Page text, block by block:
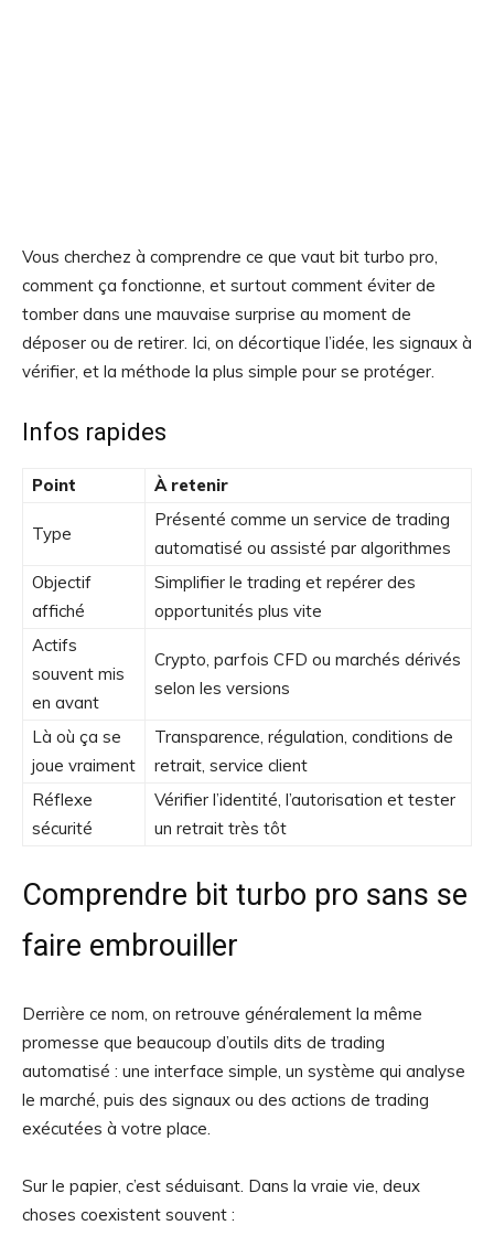
Vous cherchez à comprendre ce que vaut bit turbo pro,
comment ça fonctionne, et surtout comment éviter de
tomber dans une mauvaise surprise au moment de
déposer ou de retirer. Ici, on décortique l’idée, les signaux à
vérifier, et la méthode la plus simple pour se protéger.
Infos rapides
Point À retenir
Type
Présenté comme un service de trading
automatisé ou assisté par algorithmes
Objectif
affiché
Simplifier le trading et repérer des
opportunités plus vite
Actifs
souvent mis
en avant
Crypto, parfois CFD ou marchés dérivés
selon les versions
Là où ça se
joue vraiment
Transparence, régulation, conditions de
retrait, service client
Réflexe
sécurité
Vérifier l’identité, l’autorisation et tester
un retrait très tôt
Comprendre bit turbo pro sans se
faire embrouiller
Derrière ce nom, on retrouve généralement la même
promesse que beaucoup d’outils dits de trading
automatisé : une interface simple, un système qui analyse
le marché, puis des signaux ou des actions de trading
exécutées à votre place.
Sur le papier, c’est séduisant. Dans la vraie vie, deux
choses coexistent souvent :